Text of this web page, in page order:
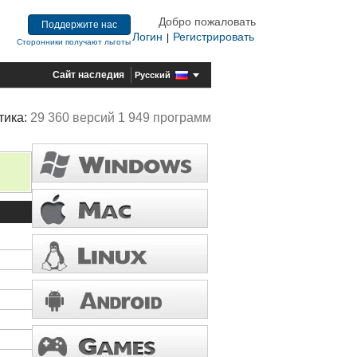
Поддержите нас
Сторонники получают льготы
Добро пожаловать
Логин
Регистрировать
Сайт наследия Русский
29 360 версий 1 949 программ